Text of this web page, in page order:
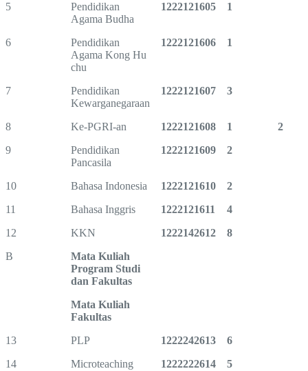
5
Pendidikan
Agama Budha
1222121605 1
6
Pendidikan
Agama Kong Hu
chu
1222121606 1
7
Pendidikan
Kewarganegaraan
1222121607 3
8 Ke-PGRI-an 1222121608 1
2
9
Pendidikan
Pancasila
1222121609 2
10 Bahasa Indonesia 1222121610
2
11
Bahasa Inggris 1222121611
4
12
KKN 1222142612
8
B
Mata Kuliah
Program Studi
dan Fakultas
Mata Kuliah
Fakultas
13
PLP 1222242613
6
14
Microteaching 1222222614
5